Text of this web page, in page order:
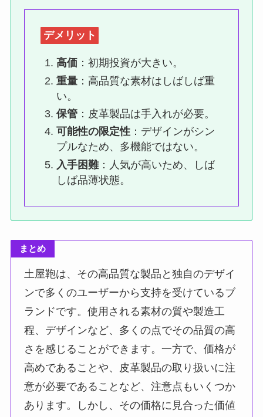
デメリット
高価 ：初期投資が大きい。
重量 ：高品質な素材はしばしば重
い。
保管 ：皮革製品は手入れが必要。
可能性の限定性 ：デザインがシン
プルなため、多機能ではない。
入手困難：人気が高いため、しば
しば品薄状態。
まとめ
土屋鞄は、その高品質な製品と独自のデザイ
ンで多くのユーザーから支持を受けているブ
ランドです。使用される素材の質や製造工
程、デザインなど、多くの点でその品質の高
さを感じることができます。一方で、価格が
高めであることや、皮革製品の取り扱いに注
意が必要であることなど、注意点もいくつか
あります。しかし、その価格に見合った価値